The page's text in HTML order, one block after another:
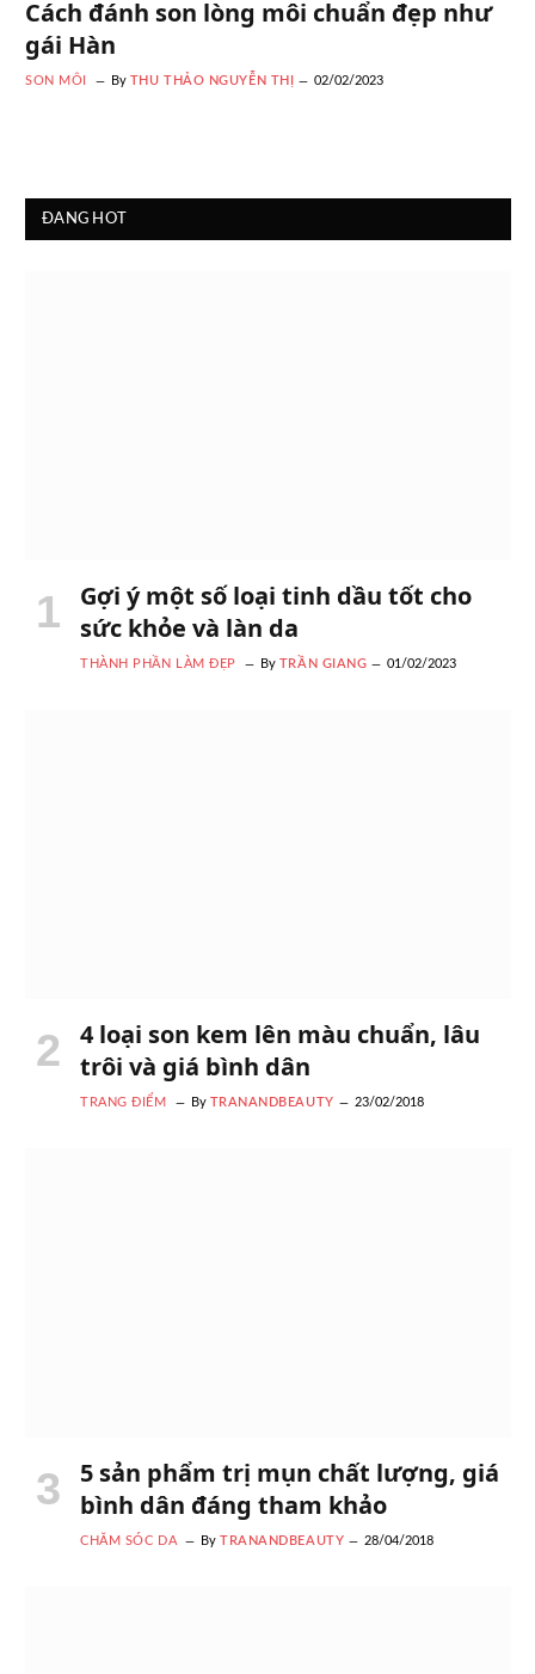
Cách đánh son lòng môi chuẩn đẹp như
gái Hàn
SON MÔI By THU THẢO NGUYỄN THỊ 02/02/2023
ĐANG HOT
Gợi ý một số loại tinh dầu tốt cho
sức khỏe và làn da
THÀNH PHẦN LÀM ĐẸP By TRẦN GIANG 01/02/2023
4 loại son kem lên màu chuẩn, lâu
trôi và giá bình dân
TRANG ĐIỂM By TRANANDBEAUTY 23/02/2018
5 sản phẩm trị mụn chất lượng, giá
bình dân đáng tham khảo
CHĂM SÓC DA By TRANANDBEAUTY 28/04/2018